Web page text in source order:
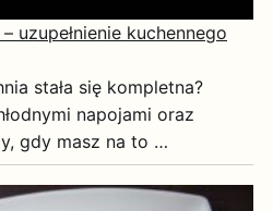
uzupełnienie kuchennego
stała się kompletna?
napojami oraz
gdy masz na to …